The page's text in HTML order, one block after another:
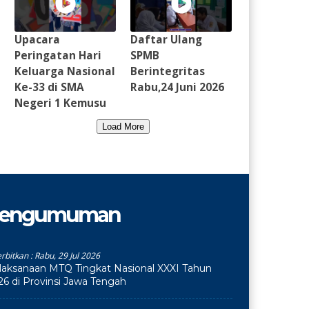
Upacara
Peringatan Hari
Keluarga Nasional
Ke-33 di SMA
Negeri 1 Kemusu
Daftar Ulang
SPMB
Berintegritas
Rabu,24 Juni 2026
Load More
:Rabu, 29 Jul 2026
MTQ Tingkat Nasional XXXI Tahun
di Provinsi Jawa Tengah